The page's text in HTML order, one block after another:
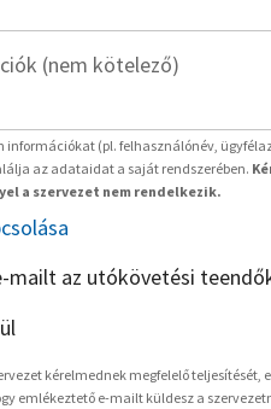
(nem kötelező)
információkat (pl. felhasználónév,
az adataidat a saját rendszerében.
a szervezet nem rendelkezik.
mailt az utókövetési
kérelmednek megfelelő
emlékeztető e-mailt küldesz a